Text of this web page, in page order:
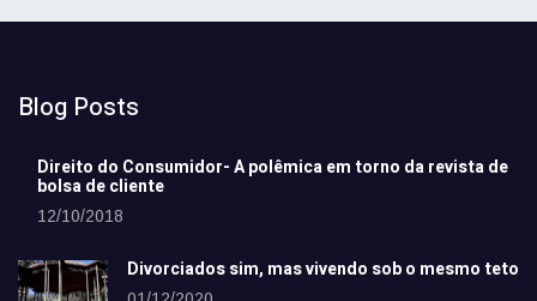
Blog Posts
Direito do Consumidor- A polêmica em torno da revista de
bolsa de cliente
12/10/2018
Divorciados sim, mas vivendo sob o mesmo teto